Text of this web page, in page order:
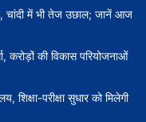
चांदी में भी तेज उछाल; जानें आज
करोड़ों की विकास परियोजनाओं
शिक्षा-परीक्षा सुधार को मिलेगी